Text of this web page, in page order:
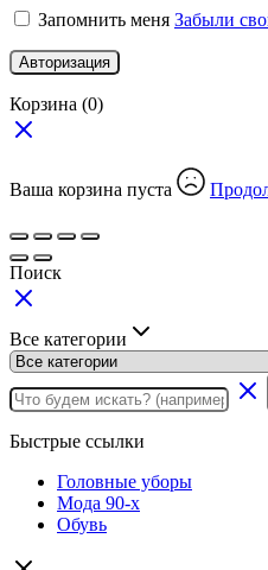
Запомнить меня Забыли
Авторизация
Корзина (0)
Ваша корзина пуста
Поиск
Все категории
Быстрые ссылки
Головные уборы
Мода 90-х
Обувь